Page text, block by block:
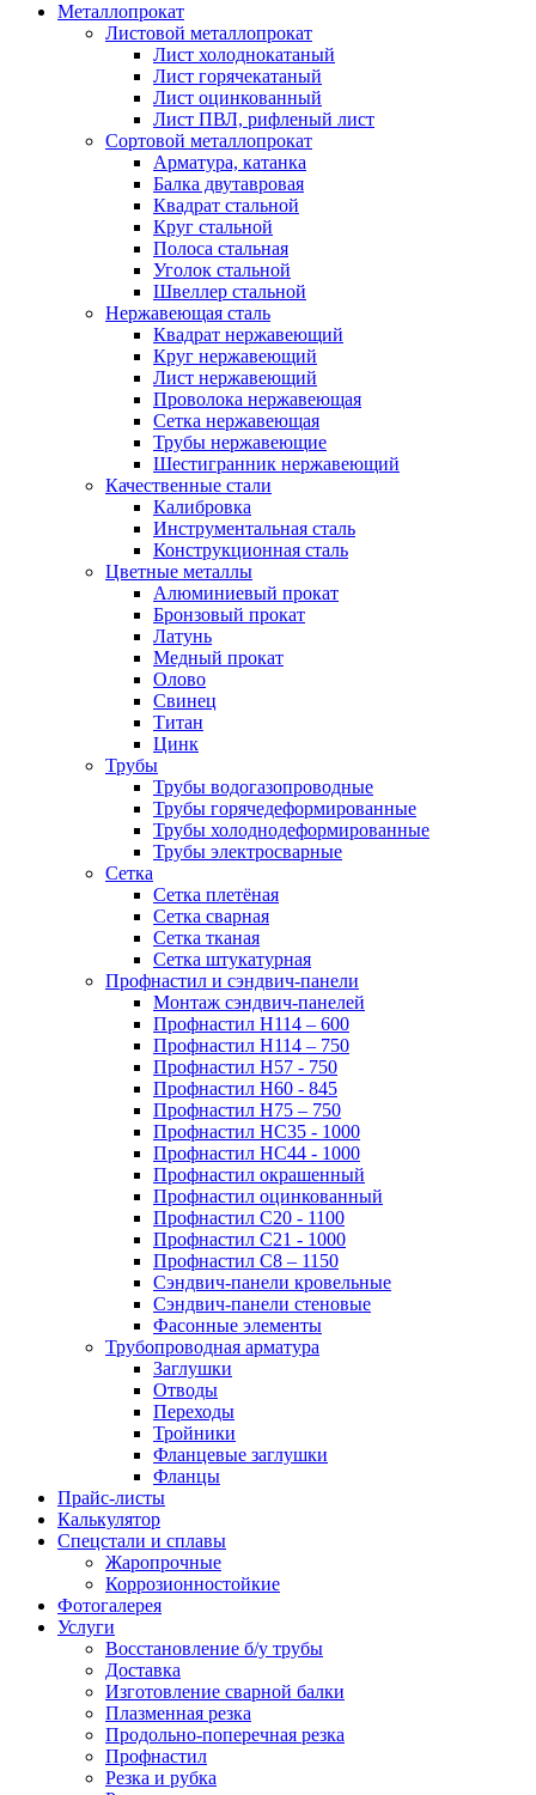
Металлопрокат
Листовой металлопрокат
Лист холоднокатаный
Лист горячекатаный
Лист оцинкованный
Лист ПВЛ, рифленый лист
Сортовой металлопрокат
Арматура, катанка
Балка двутавровая
Квадрат стальной
Круг стальной
Полоса стальная
Уголок стальной
Швеллер стальной
Нержавеющая сталь
Квадрат нержавеющий
Круг нержавеющий
Лист нержавеющий
Проволока нержавеющая
Сетка нержавеющая
Трубы нержавеющие
Шестигранник нержавеющий
Качественные стали
Калибровка
Инструментальная сталь
Конструкционная сталь
Цветные металлы
Алюминиевый прокат
Бронзовый прокат
Латунь
Медный прокат
Олово
Свинец
Титан
Цинк
Трубы
Трубы водогазопроводные
Трубы горячедеформированные
Трубы холоднодеформированные
Трубы электросварные
Сетка
Сетка плетёная
Сетка сварная
Сетка тканая
Сетка штукатурная
Профнастил и сэндвич-панели
Монтаж сэндвич-панелей
Профнастил Н114 – 600
Профнастил Н114 – 750
Профнастил Н57 - 750
Профнастил Н60 - 845
Профнастил Н75 – 750
Профнастил НС35 - 1000
Профнастил НС44 - 1000
Профнастил окрашенный
Профнастил оцинкованный
Профнастил С20 - 1100
Профнастил С21 - 1000
Профнастил С8 – 1150
Сэндвич-панели кровельные
Сэндвич-панели стеновые
Фасонные элементы
Трубопроводная арматура
Заглушки
Отводы
Переходы
Тройники
Фланцевые заглушки
Фланцы
Прайс-листы
Калькулятор
Спецстали и сплавы
Жаропрочные
Коррозионностойкие
Фотогалерея
Услуги
Восстановление б/у трубы
Доставка
Изготовление сварной балки
Плазменная резка
Продольно-поперечная резка
Профнастил
Резка и рубка